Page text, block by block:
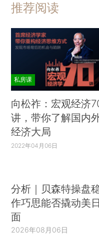
推荐阅读
私房课
向松祚：宏观经济
讲，带你了解国内
经济大局
2022年04月06日
分析｜贝森特操盘
作巧思能否撬动美
面
2026年08月06日